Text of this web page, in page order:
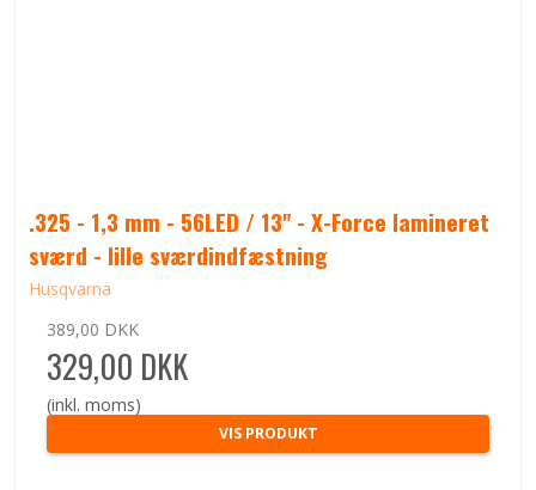
.325 - 1,3 mm - 56LED / 13" - X-Force lamineret
sværd - lille sværdindfæstning
Husqvarna
389,00 DKK
329,00 DKK
(inkl. moms)
VIS PRODUKT